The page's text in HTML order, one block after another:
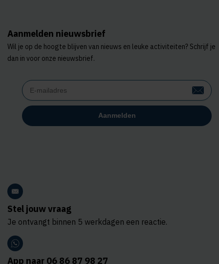
Aanmelden nieuwsbrief
Wil je op de hoogte blijven van nieuws en leuke activiteiten? Schrijf je
dan in voor onze nieuwsbrief.
Stel jouw vraag
Je ontvangt binnen 5 werkdagen een reactie.
App naar 06 86 87 98 27